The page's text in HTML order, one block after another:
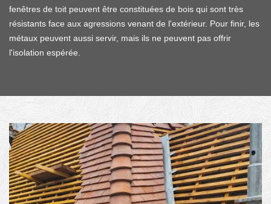
fenêtres de toit peuvent être constituées de bois qui sont très
résistants face aux agressions venant de l'extérieur. Pour finir, les
métaux peuvent aussi servir, mais ils ne peuvent pas offrir
l'isolation espérée.